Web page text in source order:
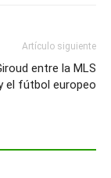
Artículo siguiente
entre la MLS
el fútbol europeo